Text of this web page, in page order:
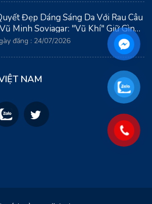
Đẹp Dáng Sáng Da Với Rau Câu
Minh Soviagar: "Vũ Khí" Giữ Gìn
Xuân Từ Biển Cả
đăng : 24/07/2026
NAM